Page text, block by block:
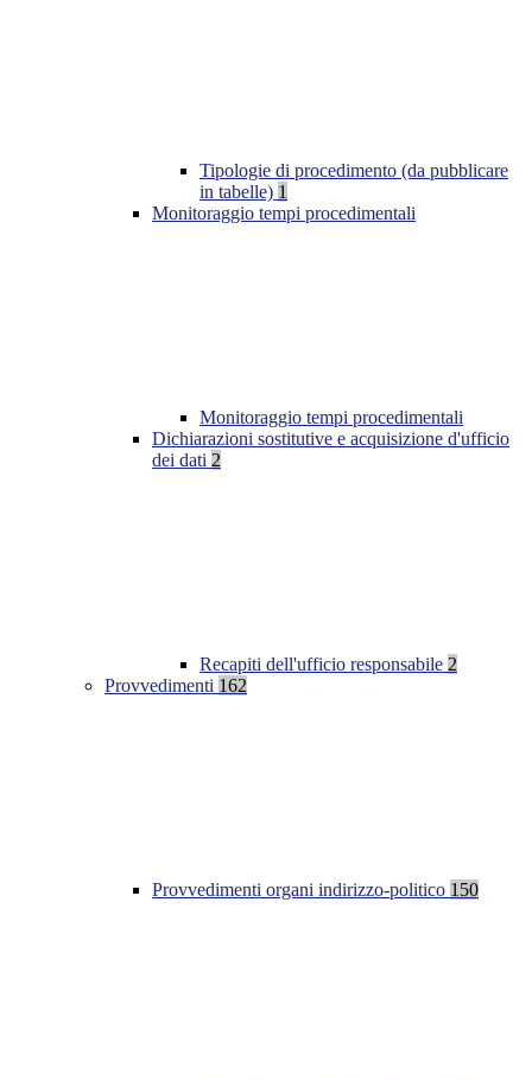
Tipologie di procedimento (da pubblicare
in tabelle) 1
Monitoraggio tempi procedimentali
Monitoraggio tempi procedimentali
Dichiarazioni sostitutive e acquisizione d'ufficio
dei dati 2
Recapiti dell'ufficio responsabile 2
Provvedimenti 162
Provvedimenti organi indirizzo-politico 150